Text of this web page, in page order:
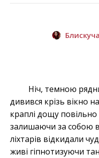
Ніч, темною
дивився крізь вікно
краплі дощу повільно
залишаючи за собою
ліхтарів відкидали
живі гіпнотизуючи